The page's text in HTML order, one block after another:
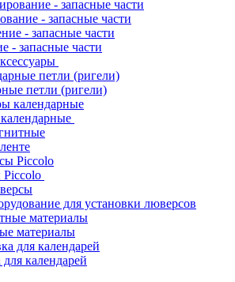
- запасные части
- запасные части
петли (ригели)
для установки люверсов
материалы
календарей